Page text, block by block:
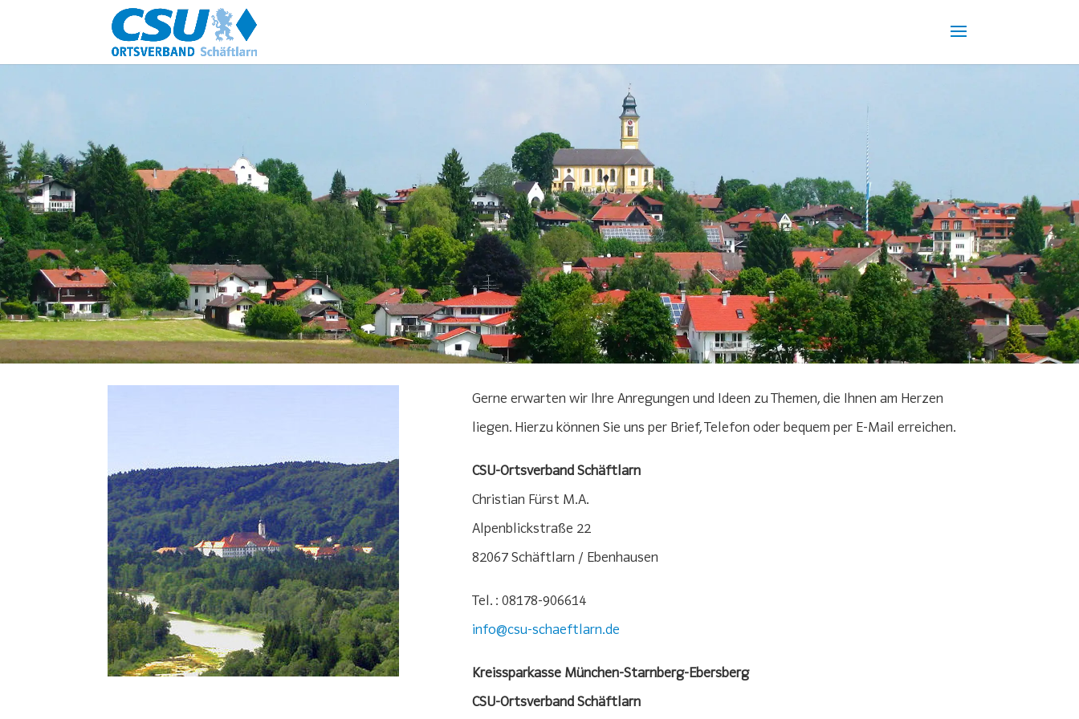
Gerne erwarten wir Ihre Anregungen und Ideen zu Themen, die Ihnen am Herzen
liegen. Hierzu können Sie uns per Brief, Telefon oder bequem per E-Mail erreichen.
CSU-Ortsverband Schäftlarn
Christian Fürst M.A.
Alpenblickstraße 22
82067 Schäftlarn / Ebenhausen
Tel. : 08178-906614
info@csu-schaeftlarn.de
Kreissparkasse München-Starnberg-Ebersberg
CSU-Ortsverband Schäftlarn